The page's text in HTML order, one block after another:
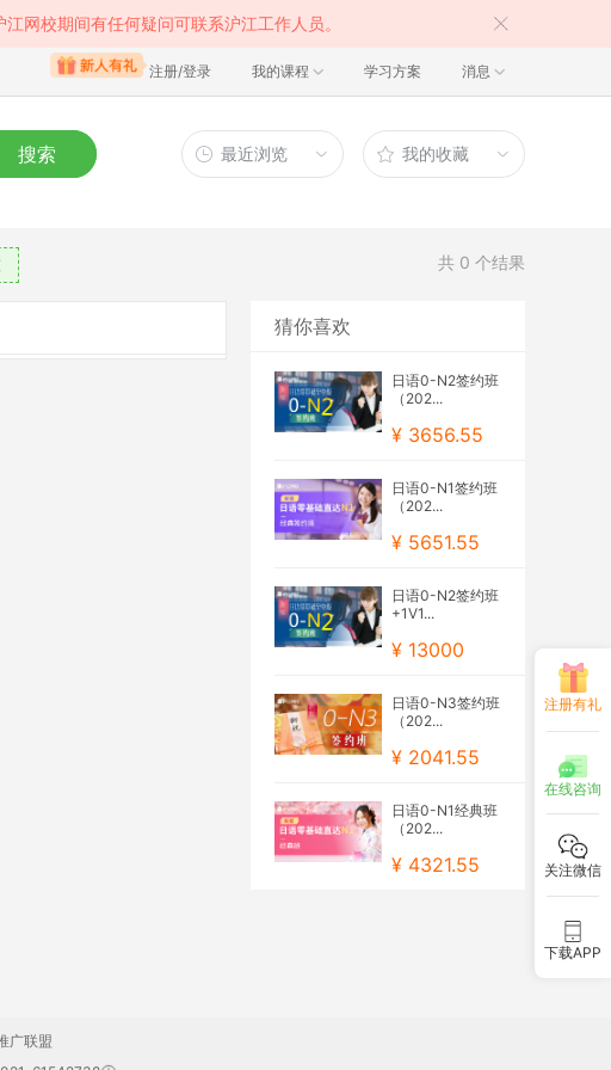
网校期间有任何疑问可联系沪江工作人员。
注册/登录 我的课程 学习方案 消息
搜索 最近浏览 我的收藏
共 0 个结果
猜你喜欢
日语0-N2签约班
（202...
¥ 3656.55
日语0-N1签约班
（202...
¥ 5651.55
日语0-N2签约班
+1V1...
¥ 13000
日语0-N3签约班
（202...
¥ 2041.55
日语0-N1经典班
（202...
¥ 4321.55
注册有礼
在线咨询
关注微信
下载APP
广联盟